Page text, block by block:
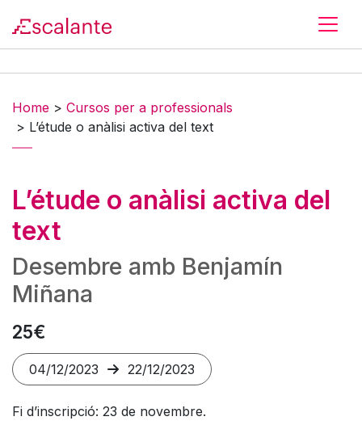
Home > Cursos per a professionals
> L’étude o anàlisi activa del text
L’étude o anàlisi activa del
text
Desembre amb Benjamín
Miñana
25€
04/12/2023 22/12/2023
Fi d’inscripció: 23 de novembre.